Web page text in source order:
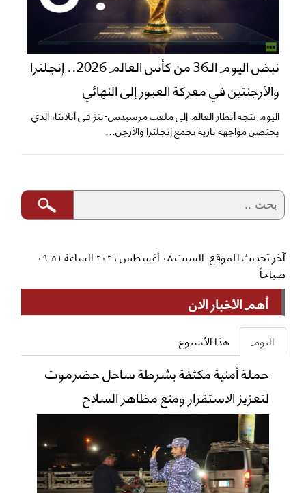
نبض اليوم الـ36 من كأس العالم 2026.. إنجلترا
والأرجنتين في معركة العبور إلى النهائي
اليوم تتجه أنظار العالم إلى ملعب مرسيدس-بنز في أتلانتا، الذي
يحتضن مواجهة نارية تجمع إنجلترا والأرجن...
آخر تحديث للموقع: السبت ٠٨ أغسطس ٢٠٢٦ الساعة ٠٩:٥١
صباحاً
أهم الأخبار الان
اليوم هذا الأسبوع
حملة أمنية مكثفة بشرطة ساحل حضرموت
لتعزيز الاستقرار ومنع مظاهر السلاح